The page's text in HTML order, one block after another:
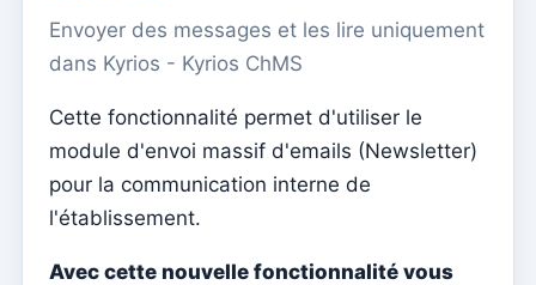
Menu do utilizador
Paramètres d'abonnement
Curé de la paroisse
Changer le mot de passe
Mode sombre
Envoyer des messages et les lire uniquement
dans Kyrios - Kyrios ChMS
Cette fonctionnalité permet d'utiliser le
module d'envoi massif d'emails (Newsletter)
pour la communication interne de
l'établissement.
Avec cette nouvelle fonctionnalité vous